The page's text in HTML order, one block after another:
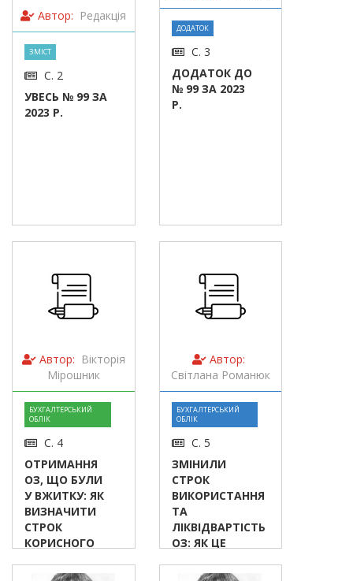
Автор: Редакція
ЗМІСТ
С. 2
УВЕСЬ № 99 ЗА
2023 Р.
ДОДАТОК
С. 3
ДОДАТОК ДО
№ 99 ЗА 2023
Р.
Автор: Вікторія
Мірошник
БУХГАЛТЕРСЬКИЙ
ОБЛІК
С. 4
ОТРИМАННЯ
ОЗ, ЩО БУЛИ
У ВЖИТКУ: ЯК
ВИЗНАЧИТИ
СТРОК
КОРИСНОГО
Автор:
Світлана Романюк
БУХГАЛТЕРСЬКИЙ
ОБЛІК
С. 5
ЗМІНИЛИ
СТРОК
ВИКОРИСТАННЯ
ТА
ЛІКВІДВАРТІСТЬ
ОЗ: ЯК ЦЕ
АМОРТИЗАЦІЮ